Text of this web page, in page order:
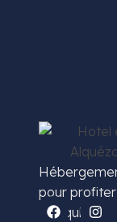
pour profiter
tranquillité.